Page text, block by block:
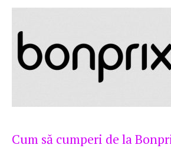
Cum să cumperi de la